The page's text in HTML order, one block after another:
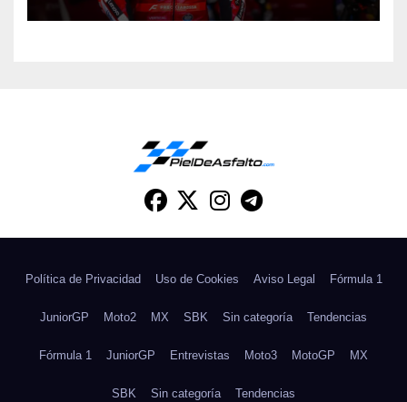
Política de Privacidad Uso de Cookies Aviso Legal Fórmula 1
JuniorGP Moto2 MX SBK Sin categoría Tendencias
Fórmula 1 JuniorGP Entrevistas Moto3 MotoGP MX
SBK Sin categoría Tendencias